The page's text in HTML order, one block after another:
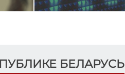
БЕЛАРУСЬ